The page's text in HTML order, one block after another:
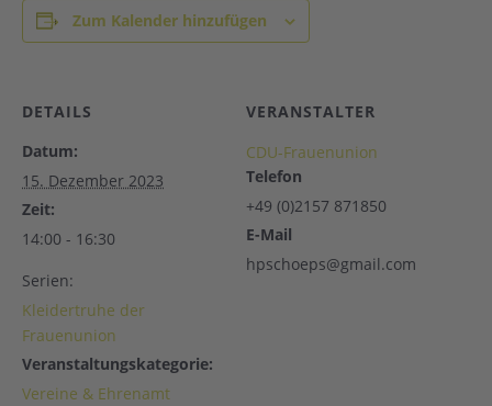
Zum Kalender hinzufügen
DETAILS
Datum:
15. Dezember 2023
Zeit:
14:00 - 16:30
Serien:
Kleidertruhe der
Frauenunion
Veranstaltungskategorie:
Vereine & Ehrenamt
VERANSTALTER
CDU-Frauenunion
Telefon
+49 (0)2157 871850
E-Mail
hpschoeps@gmail.com